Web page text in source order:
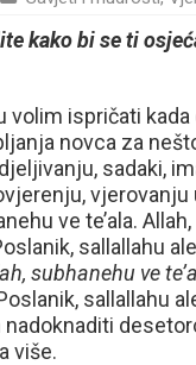
kako bi se ti
volim ispričati
novca za
sadaki,
vjerovanju
ve te’ala.
sallallahu
subhanehu ve
sallallahu
nadoknaditi
više.